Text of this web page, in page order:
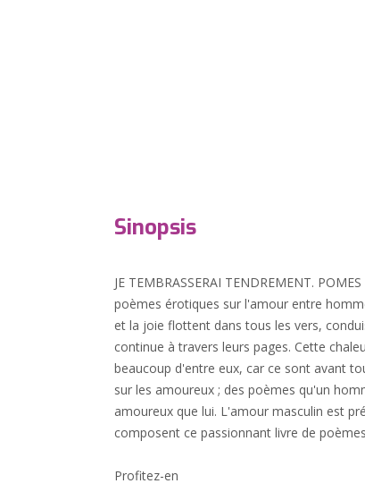
Sinopsis
JE TEMBRASSERAI TENDREMENT.
poèmes érotiques sur l'amour entre
et la joie flottent dans tous les vers,
continue à travers leurs pages. Cette
beaucoup d'entre eux, car ce sont avant
sur les amoureux ; des poèmes qu'un
amoureux que lui. L'amour masculin est
composent ce passionnant livre de
Profitez-en